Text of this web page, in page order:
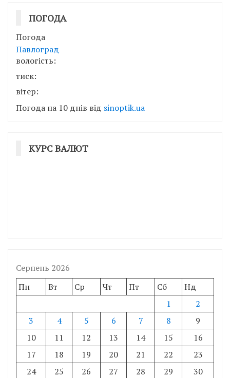
ПОГОДА
Погода
Павлоград
вологість:
тиск:
вітер:
Погода на 10 днів від sinoptik.ua
КУРС ВАЛЮТ
Серпень 2026
Пн
Вт Ср Чт Пт Сб
Нд
1
2
3
4 5 6 7 8
9
10
11 12 13 14 15
16
17
18 19 20 21 22
23
24
25 26 27 28 29
30